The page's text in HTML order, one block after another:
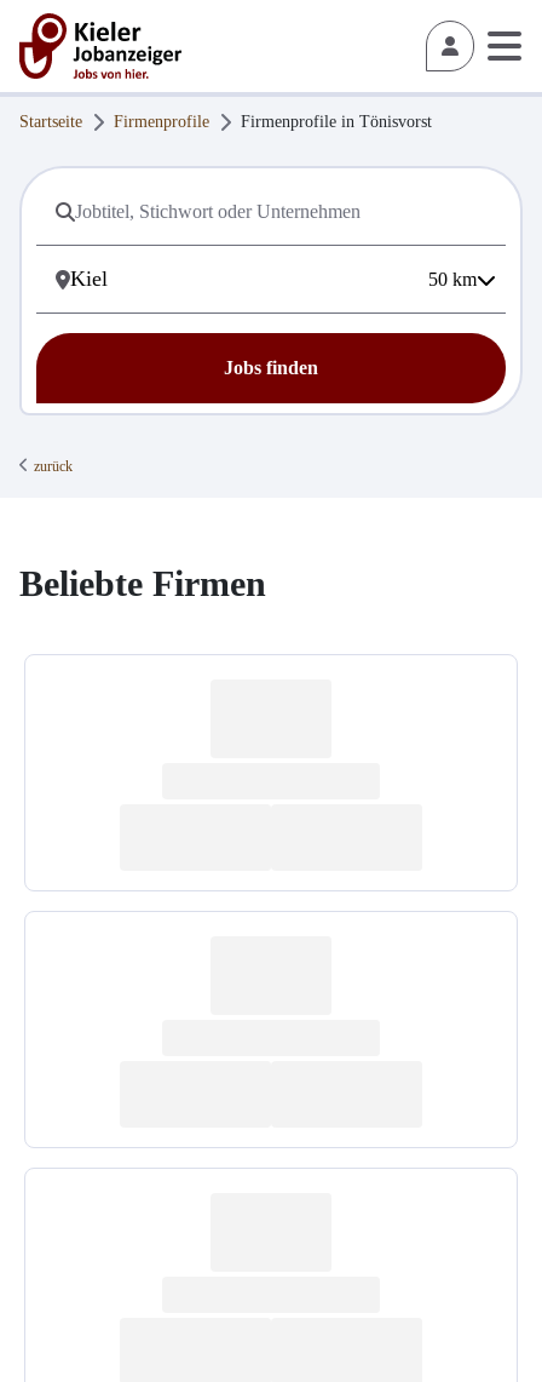
Startseite Firmenprofile Firmenprofile in Tönisvorst
50 km
Jobs finden
zurück
Beliebte Firmen